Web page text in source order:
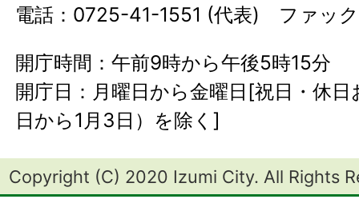
電話：0725-41-1551 (代表) ファッ
開庁時間：午前9時から午後5時15分
開庁日：月曜日から金曜日[祝日・休
日から1月3日）を除く]
Copyright (C) 2020 Izumi City. All Rights